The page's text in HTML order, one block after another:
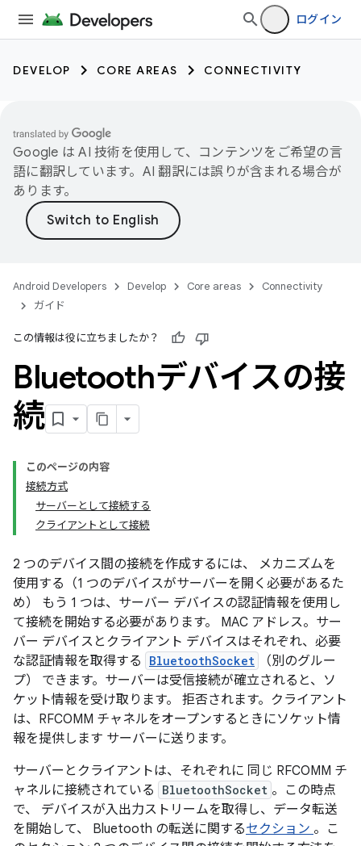
ログイン
DEVELOP CORE AREAS CONNECTIVITY
Google は AI 技術を使用して、コンテンツをご希望の言
語に翻訳しています。AI 翻訳には誤りが含まれる場合が
あります。
Android Developers Develop Core areas
Connectivity
ガイド
この情報は役に立ちましたか？
Bluetoothデバイスの接
続
このページの内容
接続方式
サーバーとして接続する
クライアントとして接続
2 つのデバイス間の接続を作成するには、 メカニズムを
使用する（1 つのデバイスがサーバーを開く必要があるた
め） もう 1 つは、サーバー デバイスの認証情報を使用し
て接続を開始する必要があります。 MAC アドレス。サー
バー デバイスとクライアント デバイスはそれぞれ、必要
な認証情報を取得する
BluetoothSocket
（別のグルー
プ） できます。サーバーは受信接続が確立されると、ソ
ケット情報を受け取ります。 拒否されます。クライアント
は、RFCOMM チャネルをオープンするときにソケット情
報を提供します サーバーに送ります。
サーバーとクライアントは、それぞれに 同じ RFCOMM チ
ャネルに接続されている
BluetoothSocket 。この時点
で、 デバイスが入出力ストリームを取得し、データ転送
を開始して、 Bluetooth の転送に関するセクション 。こ